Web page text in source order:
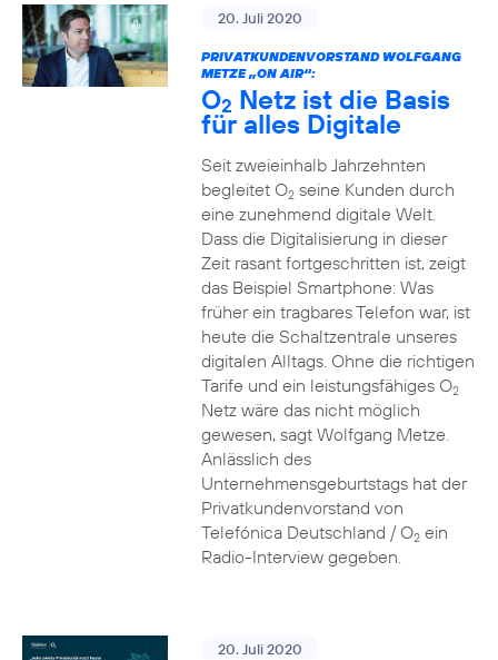
20. Juli 2020
PRIVATKUNDENVORSTAND WOLFGANG
METZE „ON AIR“:
O2 Netz ist die Basis
für alles Digitale
Seit zweieinhalb Jahrzehnten
begleitet O2seine Kunden durch
eine zunehmend digitale Welt.
Dass die Digitalisierung in dieser
Zeit rasant fortgeschritten ist, zeigt
das Beispiel Smartphone: Was
früher ein tragbares Telefon war, ist
heute die Schaltzentrale unseres
digitalen Alltags. Ohne die richtigen
Tarife und ein leistungsfähiges O2
Netz wäre das nicht möglich
gewesen, sagt Wolfgang Metze.
Anlässlich des
Unternehmensgeburtstags hat der
Privatkundenvorstand von
Telefónica Deutschland / O2ein
Radio-Interview gegeben.
20. Juli 2020